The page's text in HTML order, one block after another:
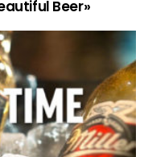
Beer»